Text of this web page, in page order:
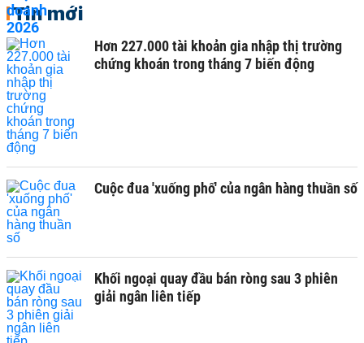
Tin mới
Hơn 227.000 tài khoản gia nhập thị trường
chứng khoán trong tháng 7 biến động
Cuộc đua 'xuống phố' của ngân hàng thuần số
Khối ngoại quay đầu bán ròng sau 3 phiên
giải ngân liên tiếp